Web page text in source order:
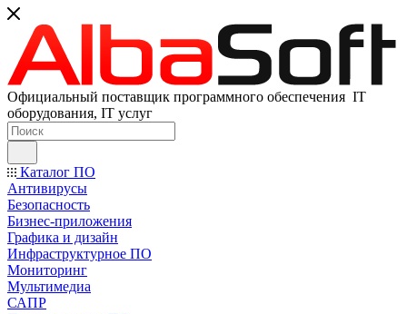
Официальный поставщик программного обеспечения IT
оборудования, IT услуг
Каталог ПО
Антивирусы
Безопасность
Бизнес-приложения
Графика и дизайн
Инфраструктурное ПО
Мониторинг
Мультимедиа
САПР